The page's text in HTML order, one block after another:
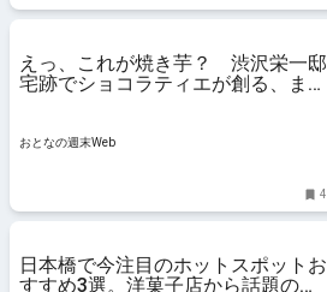
えっ、これが焼き芋？ 渋沢栄一邸
宅跡でショコラティエが創る、まる
おとなの週末Web
4
日本橋で今注目のホットスポットお
すすめ3選。洋菓子店から話題の複